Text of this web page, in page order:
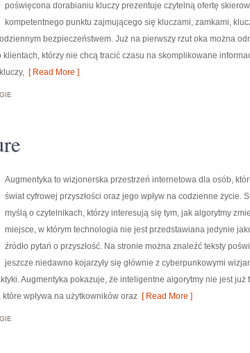
poświęcona dorabianiu kluczy prezentuje czytelną ofertę
kompetentnego punktu zajmującego się kluczami, zamkami,
bezpieczeństwem. Już na pierwszy rzut oka można
klientach, którzy nie chcą tracić czasu na skomplikowane
[ Read More ]
Augmentyka to wizjonerska przestrzeń internetowa dla osób,
świat cyfrowej przyszłości oraz jego wpływ na codzienne życie.
myślą o czytelnikach, którzy interesują się tym, jak algorytmy
miejsce, w którym technologia nie jest przedstawiana jedynie
źródło pytań o przyszłość. Na stronie można znaleźć teksty
jeszcze niedawno kojarzyły się głównie z cyberpunkowymi
Augmentyka pokazuje, że inteligentne algorytmy nie jest już
wpływa na użytkowników oraz [ Read More ]